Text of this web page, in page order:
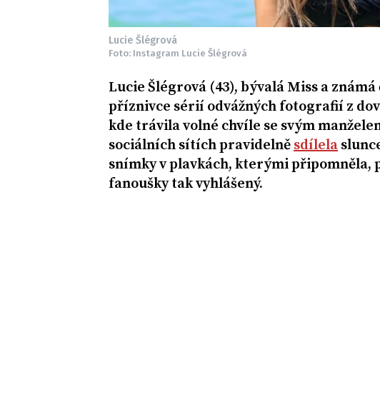
Lucie Šlégrová
Foto: Instagram Lucie Šlégrová
Lucie Šlégrová (43), bývalá Miss a
příznivce sérií odvážných fotografií z
kde trávila volné chvíle se svým
sociálních sítích pravidelněsdílela
snímky v plavkách, kterými
fanoušky tak vyhlášený.